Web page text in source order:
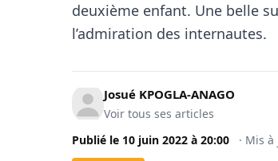
deuxième enfant. Une belle
l’admiration des internautes.
Josué KPOGLA-ANAGO
Voir tous ses articles
Publié le 10 juin 2022 à 20:00 · Mis